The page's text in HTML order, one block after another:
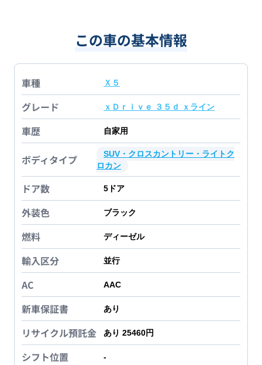
この車の基本情報
車種 Ｘ５
グレード ｘＤｒｉｖｅ ３５ｄ ｘライン
車歴 自家用
ボディタイプ
SUV・クロスカントリー・ライトク
ロカン
ドア数 5 ドア
外装色 ブラック
燃料 ディーゼル
輸入区分 並行
AC AAC
新車保証書 あり
リサイクル預託金 あり 25460円
シフト位置 -